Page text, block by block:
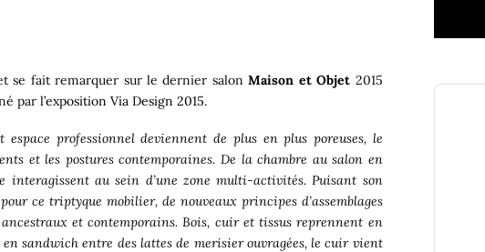
se fait remarquer sur le dernier salonMaison et Objet 2015
par l’exposition Via Design 2015.
professionnel deviennent de plus en plus poreuses, le
et les postures contemporaines. De la chambre au salon en
au sein d’une zone multi-activités. Puisant son
ce triptyque mobilier, de nouveaux principes d’assemblages
et contemporains. Bois, cuir et tissus reprennent en
sandwich entre des lattes de merisier ouvragées, le cuir vient